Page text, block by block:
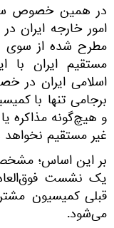
در همین خصوص
امور خارجه ایران
مطرح شده از سوی
مستقیم ایران با
اسلامی ایران در
و هیچ‌گونه مذاکره
غیر مستقیم
بر این اساس؛
یک نشست
قبلی کمیسیون
می‌شود.